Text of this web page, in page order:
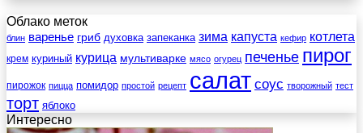
Облако меток
блин варенье гриб духовка запеканка зима капуста кефир котлета
крем куриный курица мультиварке мясо огурец печенье пирог
пирожок пицца помидор простой рецепт салат соус творожный тест
торт яблоко
Интересно